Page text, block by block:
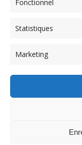
Fonctionnel
Statistiques
Marketing
Navigation
de
l'article
Previous
PDG Juillet 2022
© 2026